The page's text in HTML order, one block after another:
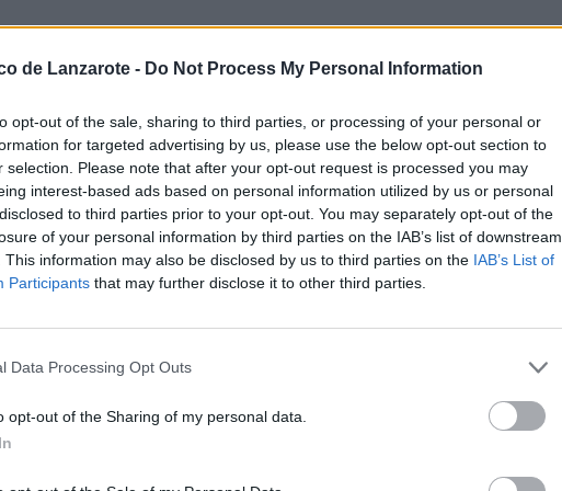
de Lanzarote - Do Not Process My Personal Information
opt-out of the sale, sharing to third parties, or processing of your personal or
for targeted advertising by us, please use the below opt-out section to
selection. Please note that after your opt-out request is processed you may
interest-based ads based on personal information utilized by us or personal
to third parties prior to your opt-out. You may separately opt-out of the
of your personal information by third parties on the IAB’s list of downstream
This information may also be disclosed by us to third parties on the IAB’s List of
Participants that may further disclose it to other third parties.
Data Processing Opt Outs
opt-out of the Sharing of my personal data.
Canario de la Salud
actividades y los servicios y
por la Administración de
de la salud, la
seis años triplicó la superficie
La Palma, La Gomera y el
del Materno/Insular, La
en marcha, asimismo, la
atención sanitaria a la
sistema de emergencias
Plan de Salud de Canarias.
para la ciudadanía,
que se reflejaba en los
vinieron distintas etapas
o peor dirección de este
significativos recortes